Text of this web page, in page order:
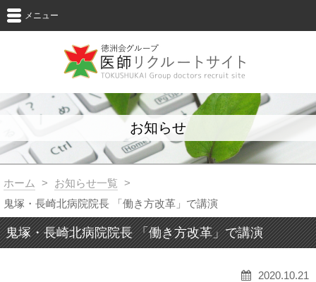
メニュー
お知らせ
ホーム > お知らせ一覧 >
鬼塚・長崎北病院院長 「働き方改革」で講演
鬼塚・長崎北病院院長 「働き方改革」で講演
2020.10.21